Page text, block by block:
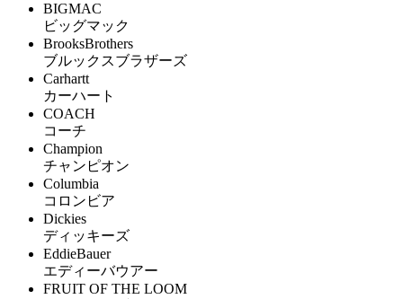
BIGMAC
ビッグマック
BrooksBrothers
ブルックスブラザーズ
Carhartt
カーハート
COACH
コーチ
Champion
チャンピオン
Columbia
コロンビア
Dickies
ディッキーズ
EddieBauer
エディーバウアー
FRUIT OF THE LOOM